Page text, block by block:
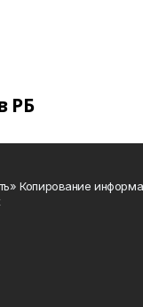
РБ
Копирование